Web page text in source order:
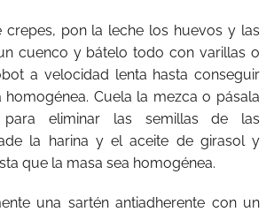
crepes, pon la leche los huevos y las
cuenco y bátelo todo con varillas o
a velocidad lenta hasta conseguir
homogénea. Cuela la mezca o pásala
eliminar las semillas de las
la harina y el aceite de girasol y
que la masa sea homogénea.
una sartén antiadherente con un